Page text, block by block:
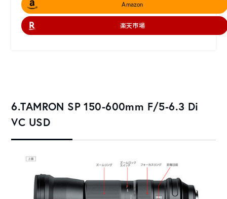
Amazon
楽天市場
6.TAMRON SP 150-600mm F/5-6.3 Di
VC USD